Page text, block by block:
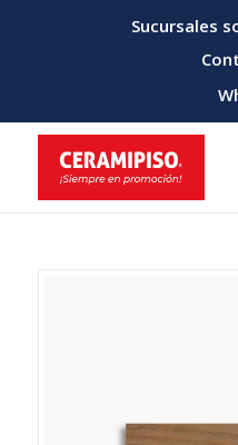
Sucursales